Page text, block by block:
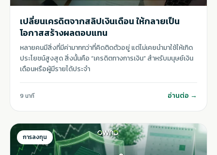
เปลี่ยนเครดิตจากสลิปเงินเดือน ให้กลายเป็น
โอกาสสร้างผลตอบแทน
หลายคนมีสิ่งที่มีค่ามากกว่าที่คิดติดตัวอยู่ แต่ไม่เคยนำมาใช้ให้เกิด
ประโยชน์สูงสุด สิ่งนั้นคือ “เครดิตทางการเงิน” สำหรับมนุษย์เงิน
เดือนหรือผู้มีรายได้ประจำ
9 นาที อ่านต่อ →
การลงทุน